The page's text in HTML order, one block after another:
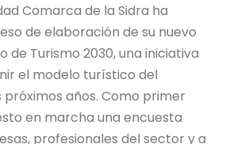
Comarca de la Sidra ha
de elaboración de su nuevo
de Turismo 2030, una iniciativa
el modelo turístico del
años. Como primer
en marcha una encuesta
profesionales del sector y a